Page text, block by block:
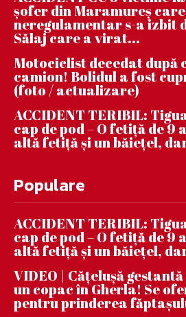
șofer din Maramureș
neregulamentar s-a izbit
Sălaj care a virat...
Motociclist decedat după
camion! Bolidul a fost
(foto / actualizare)
ACCIDENT TERIBIL:
cap de pod – O fetiță de 9
altă fetiță și un băiețel,
Populare
ACCIDENT TERIBIL:
cap de pod – O fetiță de 9
altă fetiță și un băiețel,
VIDEO | Căţeluşă
un copac în Gherla! Se
pentru prinderea